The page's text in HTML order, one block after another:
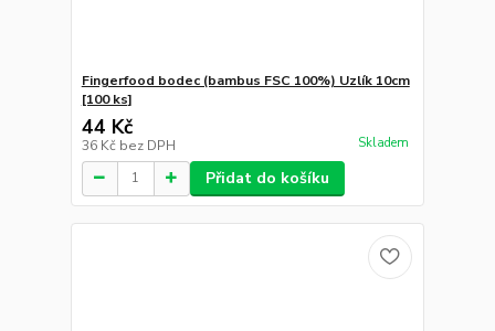
Fingerfood bodec (bambus FSC 100%) Uzlík 10cm
[100 ks]
44 Kč
36 Kč bez DPH Skladem
Přidat do košíku